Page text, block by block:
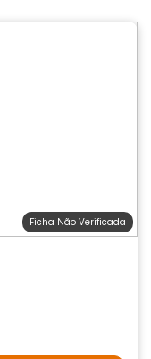
Ficha Não Verificada